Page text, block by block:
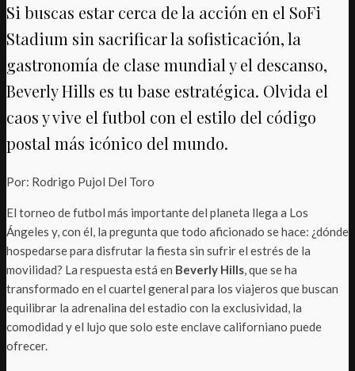
Si buscas estar cerca de la acción en el SoFi
Stadium sin sacrificar la sofisticación, la
gastronomía de clase mundial y el descanso,
Beverly Hills es tu base estratégica. Olvida el
caos y vive el futbol con el estilo del código
postal más icónico del mundo.
Por: Rodrigo Pujol Del Toro
El torneo de futbol más importante del planeta llega a Los
Ángeles y, con él, la pregunta que todo aficionado se hace: ¿dónde
hospedarse para disfrutar la fiesta sin sufrir el estrés de la
movilidad? La respuesta está en Beverly Hills , que se ha
transformado en el cuartel general para los viajeros que buscan
equilibrar la adrenalina del estadio con la exclusividad, la
comodidad y el lujo que solo este enclave californiano puede
ofrecer.